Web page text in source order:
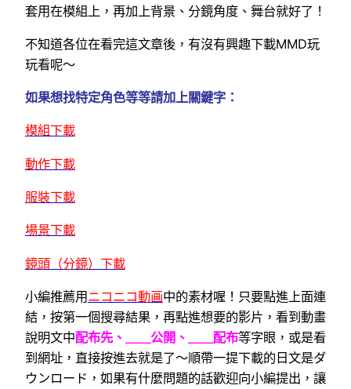
套用在模組上，再加上背景、分鏡角度、舞台就好了！
不知道各位在看完這文章後，有沒有興趣下載MMD玩
玩看呢～
如果想找特定角色等等請加上關鍵字：
模組下載
動作下載
服裝下載
場景下載
鏡頭（分鏡）下載
小編推薦用ニコニコ動画中的素材喔！只要點進上面連
結，按第一個搜尋結果，再點進想要的影片，看到動畫
說明文中配布先、＿＿公開、＿＿配布等字眼 ，或是看
到網址，直接按進去就是了～順帶一提下載的日文是ダ
ウンロード，如果有什麼問題的話歡迎向小編提出，讓